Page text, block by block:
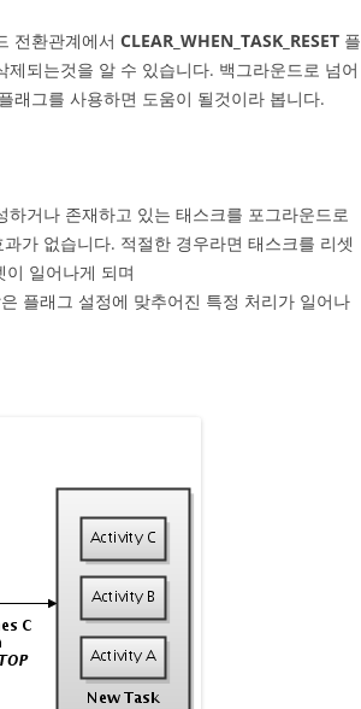
전환관계에서 CLEAR_WHEN_TASK_RESET 플
되는것을 알 수 있습니다. 백그라운드로 넘어
래그를 사용하면 도움이 될것이라 봅니다.
거나 존재하고 있는 태스크를 포그라운드로
가 없습니다. 적절한 경우라면 태스크를 리셋
이 일어나게 되며
플래그 설정에 맞추어진 특정 처리가 일어나